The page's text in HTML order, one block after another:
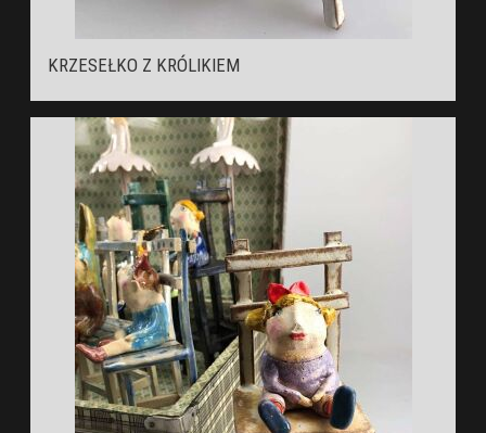
KRZESEŁKO Z KRÓLIKIEM